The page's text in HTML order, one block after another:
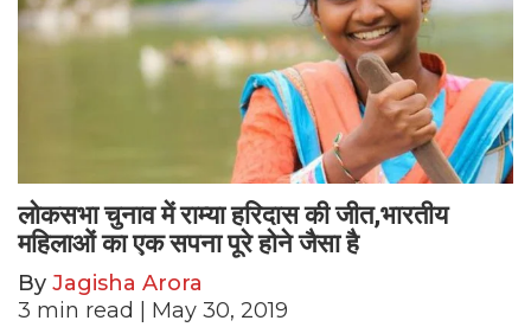
लोकसभा चुनाव में राम्या हरिदास की जीत,भारतीय
महिलाओं का एक सपना पूरे होने जैसा है
By Jagisha Arora
3 min read | May 30, 2019